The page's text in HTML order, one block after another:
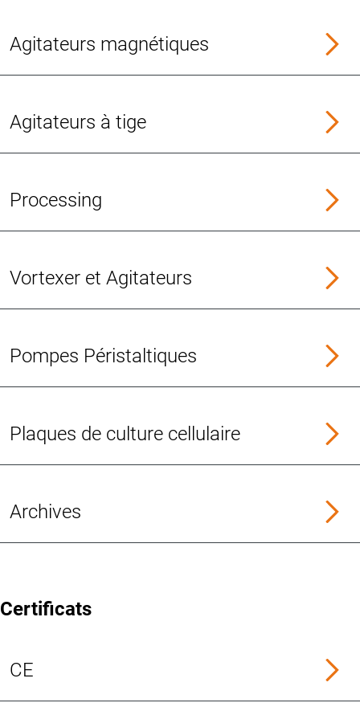
Agitateurs magnétiques
Agitateurs à tige
Processing
Vortexer et Agitateurs
Pompes Péristaltiques
Plaques de culture cellulaire
Archives
Certificats
CE